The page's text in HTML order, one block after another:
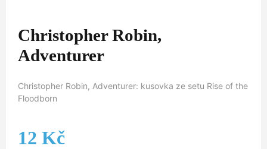
Christopher Robin,
Adventurer
Christopher Robin, Adventurer: kusovka ze setu Rise of the
Floodborn
12 Kč